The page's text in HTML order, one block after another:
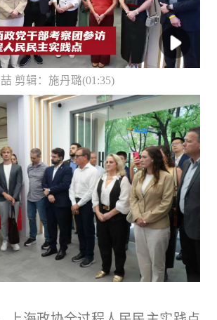
剪辑：施丹璐(01:35)